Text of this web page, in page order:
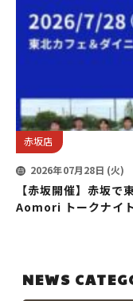
赤坂店
2026年07月28日 (火)
【赤坂開催】赤坂で
Aomori トークナイ
NEWS